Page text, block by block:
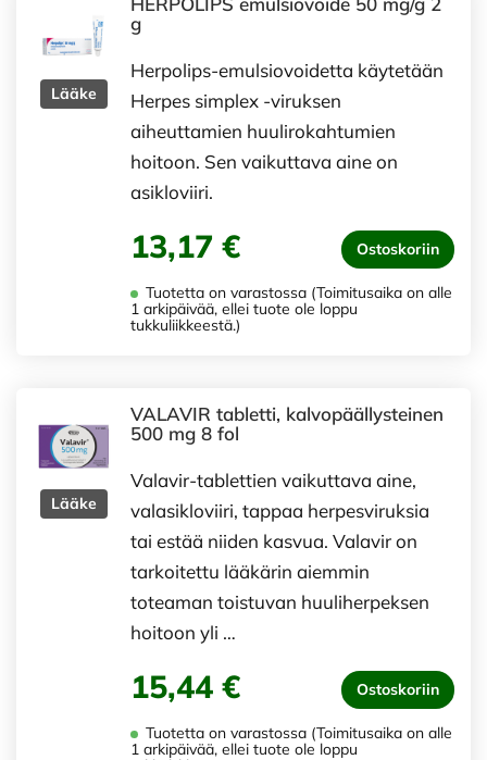
Lääke
g
Herpolips-emulsiovoidetta käytetään
Herpes simplex -viruksen
aiheuttamien huulirokahtumien
hoitoon. Sen vaikuttava aine on
asikloviiri.
13,17 € Ostoskoriin
Tuotetta on varastossa (Toimitusaika on alle
1 arkipäivää, ellei tuote ole loppu
tukkuliikkeestä.)
Lääke
VALAVIR tabletti, kalvopäällysteinen
500 mg 8 fol
Valavir-tablettien vaikuttava aine,
valasikloviiri, tappaa herpesviruksia
tai estää niiden kasvua. Valavir on
tarkoitettu lääkärin aiemmin
toteaman toistuvan huuliherpeksen
hoitoon yli …
15,44 € Ostoskoriin
Tuotetta on varastossa (Toimitusaika on alle
1 arkipäivää, ellei tuote ole loppu